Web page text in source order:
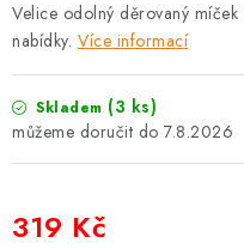
Velice odolný děrovaný
nabídky. Více informací
Skladem (3 ks)
7.8.2026
319 Kč